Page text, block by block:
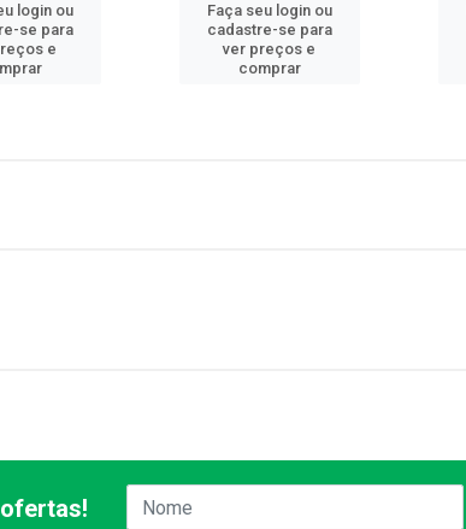
login ou
se para
e
Faça seu login ou
cadastre-se para
ver preços e
comprar